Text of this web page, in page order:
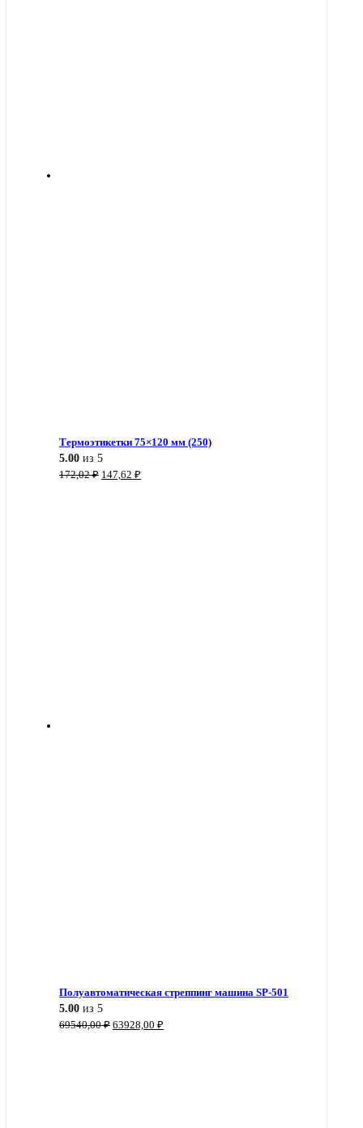
Термоэтикетки 75×120 мм (250)
5.00 из 5
172,02₽ Первоначальная
147,62 ₽
Полуавтоматическая стреппинг машина SP-501
5.00 из 5
69540,00₽ Первоначальная
63928,00 ₽